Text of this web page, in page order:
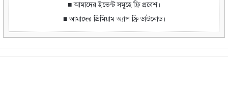
■ আমাদের ইভেন্ট সমূহে ফ্রি প্রবেশ।
■ আমাদের প্রিমিয়াম অ্যাপ ফ্রি ডাউনোড।